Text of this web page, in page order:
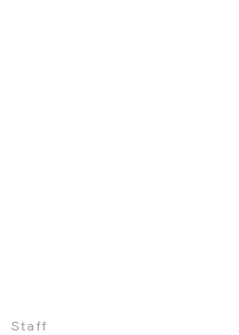
Staff